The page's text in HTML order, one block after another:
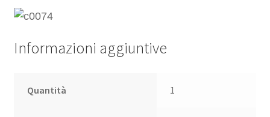
Informazioni aggiuntive
Quantità 1